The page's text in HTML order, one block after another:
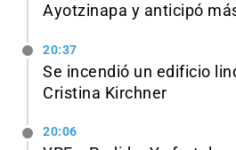
Ayotzinapa y anticipó
20:37
Se incendió un edificio
Cristina Kirchner
20:06